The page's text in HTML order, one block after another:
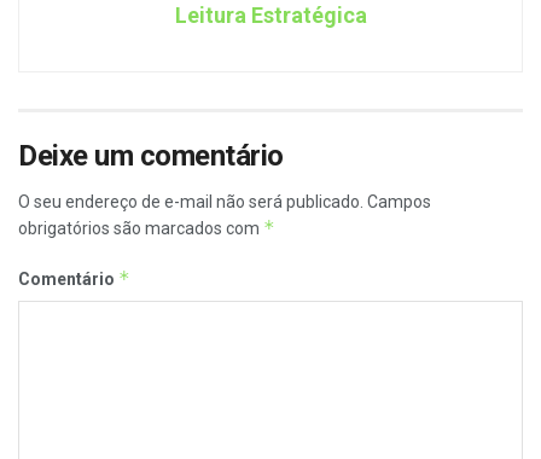
Leitura Estratégica
Deixe um comentário
O seu endereço de e-mail não será publicado. Campos
obrigatórios são marcados com *
Comentário *